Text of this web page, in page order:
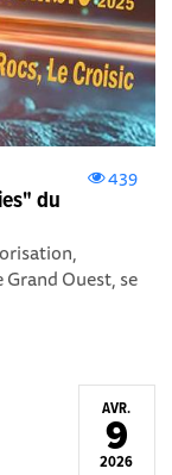
439
du
Ouest, se
AVR.
9
2026